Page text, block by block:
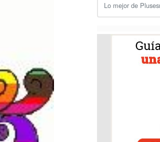
Lo mejor de